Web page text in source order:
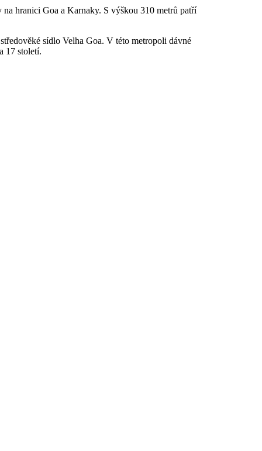
hranici Goa a Karnaky. S výškou 310 metrů patří
sídlo Velha Goa. V této metropoli dávné
17 století.